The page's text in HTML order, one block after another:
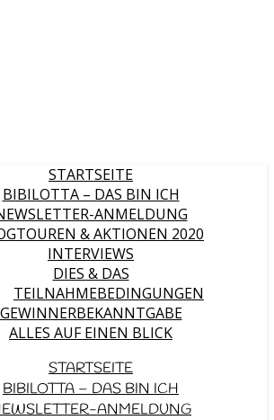
STARTSEITE
BIBILOTTA – DAS BIN ICH
ANMELDUNG
& AKTIONEN 2020
INTERVIEWS
DIES & DAS
TEILNAHMEBEDINGUNGEN
GEWINNERBEKANNTGABE
ALLES AUF EINEN BLICK
STARTSEITE
BIBILOTTA – DAS BIN ICH
ANMELDUNG